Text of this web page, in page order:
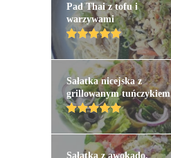
Pad Thai z tofu i
warzywami
Sałatka nicejska z
grillowanym tuńczykiem
Sałatka z awokado,